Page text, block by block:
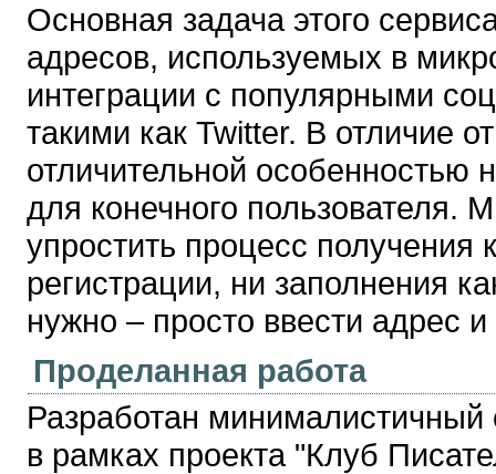
Основная задача этого
адресов, используемых в
интеграции с популярными
такими как Twitter. В отличие
отличительной особенностью
для конечного пользователя.
упростить процесс получения
регистрации, ни заполнения
нужно – просто ввести адрес
Проделанная работа
Разработан
в рамках проекта "Клуб